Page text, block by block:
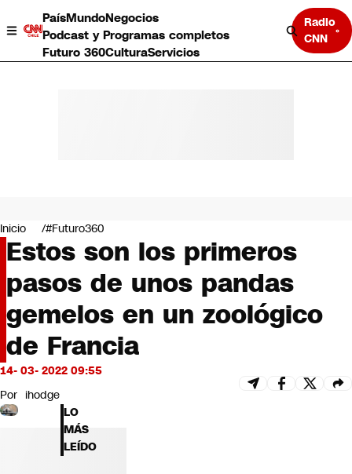
PaísMundoNegocios
Podcast y Programas completos
Futuro 360CulturaServicios
Radio
CNN
Negocios
Deportes
Programas completos
Cultura
Servicios
Bits
CNN Data
CNN tiempo
Futuro 360
Inicio #Futuro360
Estos son los primeros
pasos de unos pandas
gemelos en un zoológico
de Francia
14- 03- 2022 09:55
Por ihodge
LO
MÁS
LEÍDO